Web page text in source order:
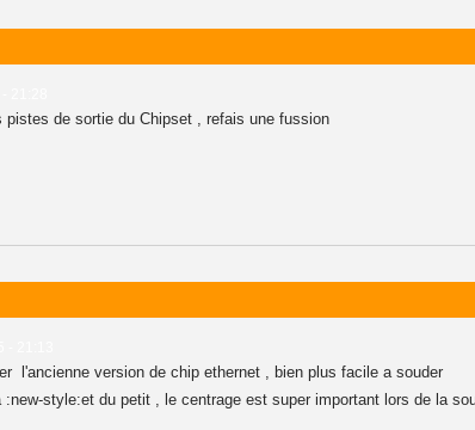
de sortie du Chipset , refais une fussion
l'ancienne version de chip ethernet , bien plus facile a souder
style:et du petit , le centrage est super important lors de la